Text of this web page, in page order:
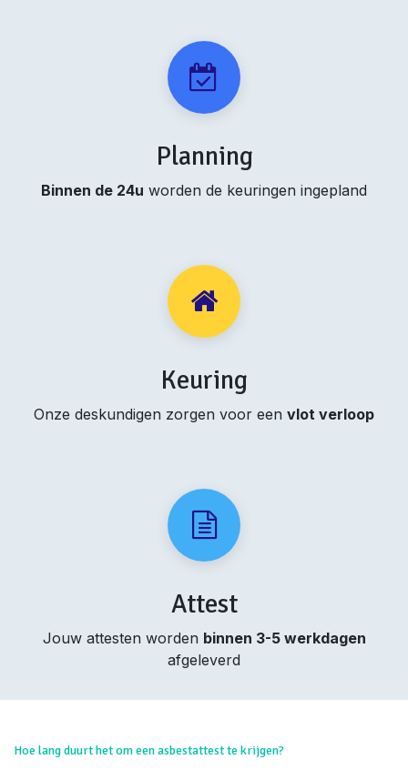
Planning
Binnen de 24u worden de keuringen ingepland
Keuring
Onze deskundigen zorgen voor een vlot verloop
Attest
Jouw attesten worden binnen 3-5 werkdagen
afgeleverd
Hoe lang duurt het om een asbestattest te krijgen?